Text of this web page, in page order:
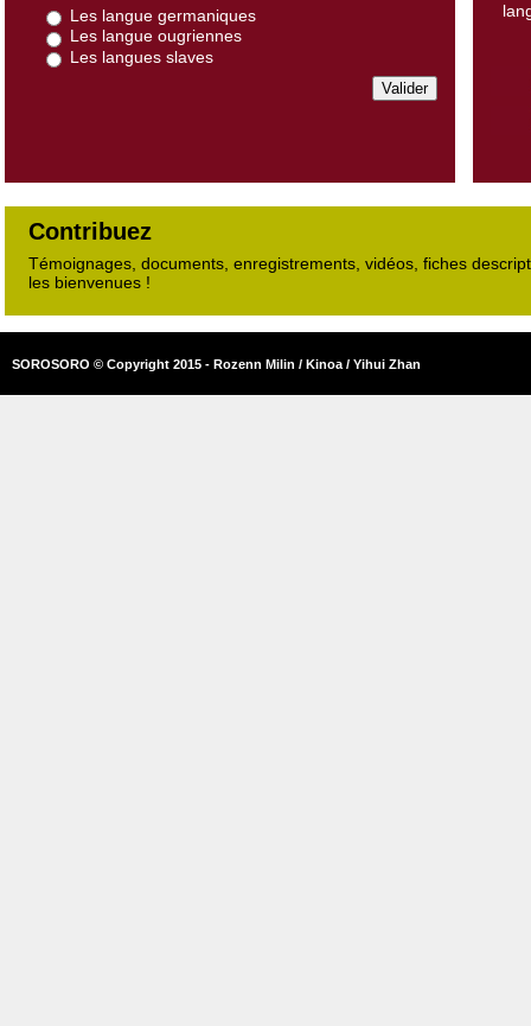
Les langue germaniques
Les langue ougriennes
Les langues slaves
Contribuez
Témoignages, documents, enregistrements, vidéos, fiches
les bienvenues !
SOROSORO © Copyright 2015 - Rozenn Milin / Kinoa / Yihui Zhan